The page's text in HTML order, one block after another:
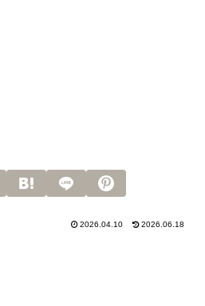
2026.04.10 2026.06.18